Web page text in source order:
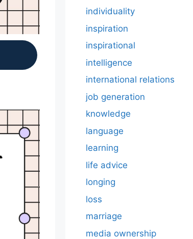
individuality
inspiration
inspirational
intelligence
international relations
job generation
knowledge
language
learning
life advice
longing
loss
marriage
media ownership